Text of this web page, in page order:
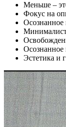
Меньше –
Фокус на
Осознанное
Осознанное
Эстетика и